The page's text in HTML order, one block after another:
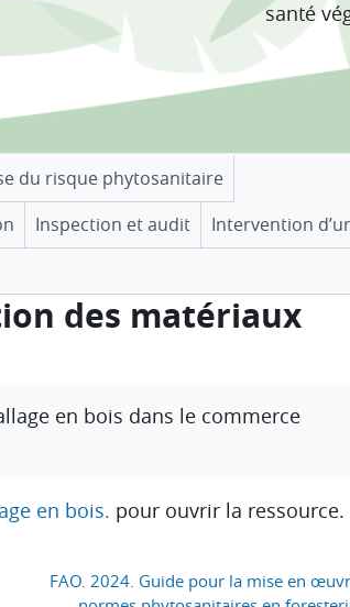
santé
du risque phytosanitaire
Inspection et audit
Intervention
des matériaux
en bois dans le commerce
en bois. pour ouvrir la ressource.
FAO. 2024. Guide pour la mise en